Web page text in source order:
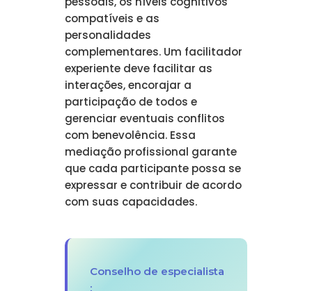
compatíveis e as
personalidades
complementares. Um facilitador
experiente deve facilitar as
interações, encorajar a
participação de todos e
gerenciar eventuais conflitos
com benevolência. Essa
mediação profissional garante
que cada participante possa se
expressar e contribuir de acordo
com suas capacidades.
Conselho de especialista
: